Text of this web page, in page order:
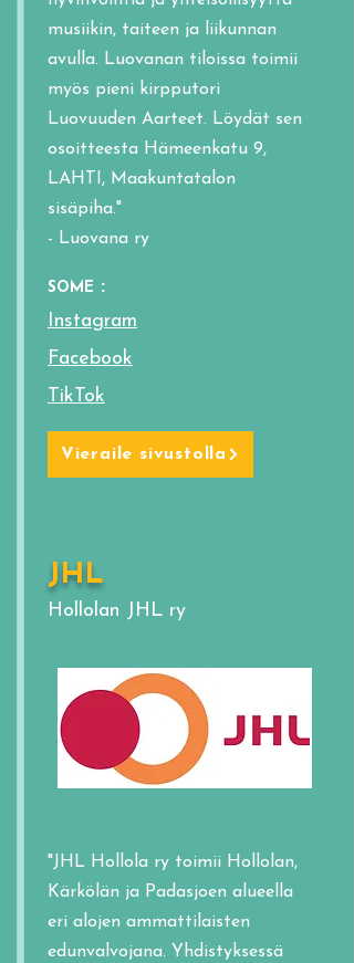
musiikin, taiteen ja liikunnan
avulla. Luovanan tiloissa toimii
myös pieni kirpputori
Luovuuden Aarteet. Löydät sen
osoitteesta Hämeenkatu 9,
LAHTI, Maakuntatalon
sisäpiha."
- Luovana ry
SOME :
Instagram
Facebook
TikTok
Vieraile sivustolla
JHL
Hollolan JHL ry
"JHL Hollola ry toimii Hollolan,
Kärkölän ja Padasjoen alueella
eri alojen ammattilaisten
edunvalvojana. Yhdistyksessä